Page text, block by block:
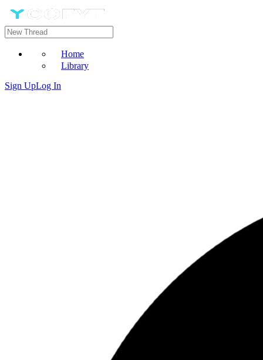
Home
Library
Sign UpLog In